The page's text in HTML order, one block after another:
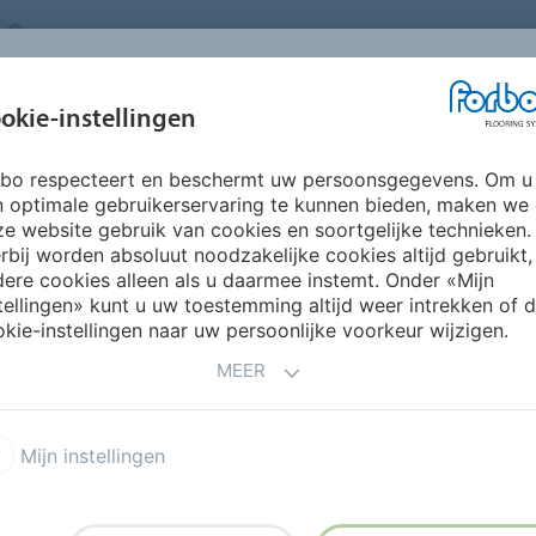
NETHERLANDS
SEGMENTEN
INSPIRATIE &
REFERENTIES
DUURZAAMHEID
STANDAARD IN
SAMEN KOMEN
instellingen
respecteert en beschermt uw persoonsgegevens. Om u
optimale gebruikerservaring te kunnen bieden, maken we
website gebruik van cookies en soortgelijke technieken.
worden absoluut noodzakelijke cookies altijd gebruikt,
cookies alleen als u daarmee instemt. Onder «Mijn
kunt u uw toestemming altijd weer intrekken of
instellingen naar uw persoonlijke voorkeur wijzigen.
MEER
Mijn instellingen